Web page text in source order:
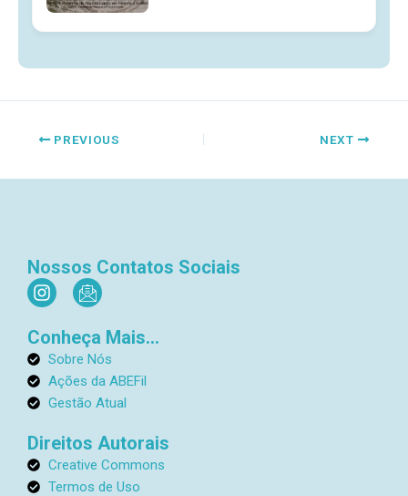
PREVIOUS NEXT
Nossos Contatos Sociais
I
n
t
a
g
a
m
I
c
n
-
e
m
a
l
1
Conheça Mais...
Sobre Nós
Ações da ABEFil
Gestão Atual
Direitos Autorais
Creative Commons
Termos de Uso